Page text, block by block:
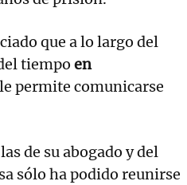
que a lo largo del
tiempo en
permite comunicarse
de su abogado y del
sólo ha podido reunirse